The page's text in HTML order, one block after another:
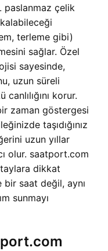
paslanmaz çelik
kalabileceği
terleme gibi)
sağlar. Özel
sayesinde,
uzun süreli
korur.
zaman göstergesi
taşıdığınız
uzun yıllar
olur. saatport.com
dikkat
saat değil, aynı
sunmayı